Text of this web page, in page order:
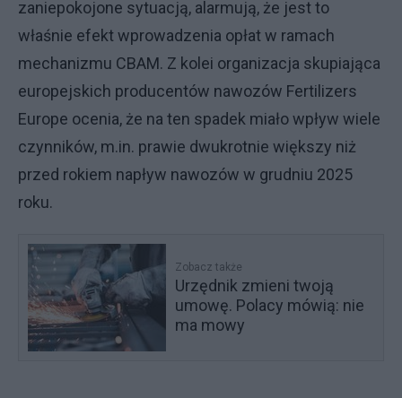
zaniepokojone sytuacją, alarmują, że jest to
właśnie efekt wprowadzenia opłat w ramach
mechanizmu CBAM. Z kolei organizacja skupiająca
europejskich producentów nawozów Fertilizers
Europe ocenia, że na ten spadek miało wpływ wiele
czynników, m.in. prawie dwukrotnie większy niż
przed rokiem napływ nawozów w grudniu 2025
roku.
Zobacz także
Urzędnik zmieni twoją
umowę. Polacy mówią: nie
ma mowy